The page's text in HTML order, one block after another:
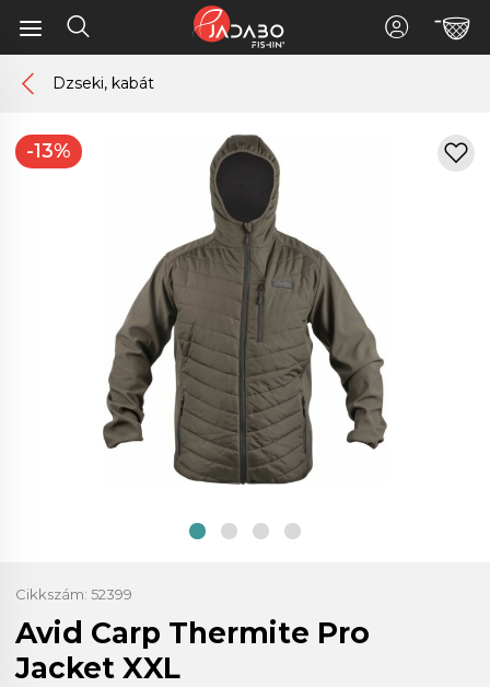
Dzseki, kabát
-13%
Cikkszám: 52399
Avid Carp Thermite Pro
Jacket XXL